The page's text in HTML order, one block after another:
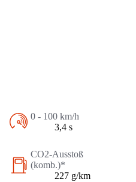
0 - 100 km/h
3,4 s
CO2-Ausstoß
(komb.)*
227 g/km